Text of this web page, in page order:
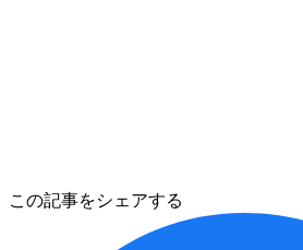
この記事をシェアする